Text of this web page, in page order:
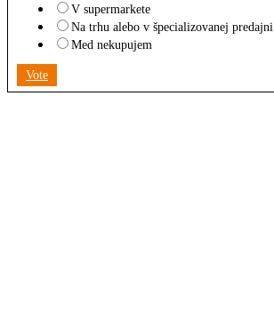
V supermarkete
Na trhu alebo v špecializovanej predajni
Med nekupujem
Vote